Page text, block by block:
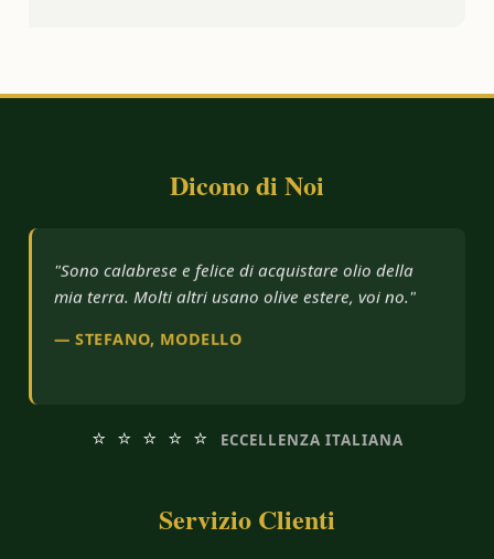
Dicono di Noi
"Sono calabrese e felice di acquistare olio della
mia terra. Molti altri usano olive estere, voi no."
— STEFANO, MODELLO
⭐ ⭐ ⭐ ⭐ ⭐ ECCELLENZA ITALIANA
Servizio Clienti